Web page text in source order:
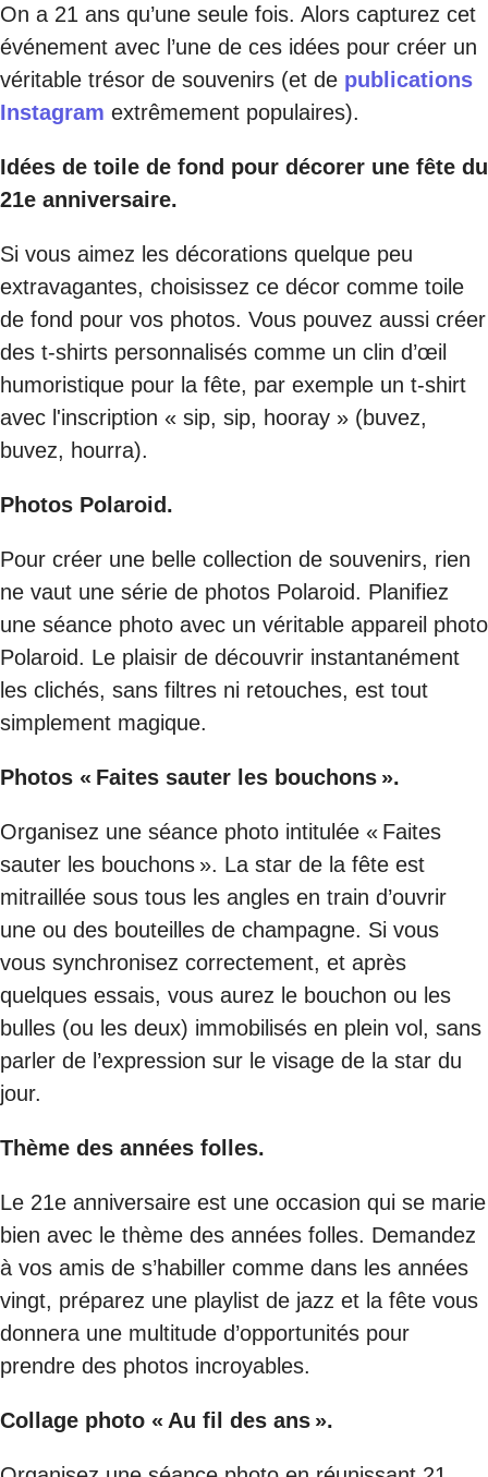
On a 21 ans qu’une seule fois. Alors capturez cet
événement avec l’une de ces idées pour créer un
véritable trésor de souvenirs (et de publications
Instagram extrêmement populaires).
Idées de toile de fond pour décorer une fête du
21e anniversaire.
Si vous aimez les décorations quelque peu
extravagantes, choisissez ce décor comme toile
de fond pour vos photos. Vous pouvez aussi créer
des t-shirts personnalisés comme un clin d’œil
humoristique pour la fête, par exemple un t-shirt
avec l'inscription « sip, sip, hooray » (buvez,
buvez, hourra).
Photos Polaroid.
Pour créer une belle collection de souvenirs, rien
ne vaut une série de photos Polaroid. Planifiez
une séance photo avec un véritable appareil photo
Polaroid. Le plaisir de découvrir instantanément
les clichés, sans filtres ni retouches, est tout
simplement magique.
Photos « Faites sauter les bouchons ».
Organisez une séance photo intitulée « Faites
sauter les bouchons ». La star de la fête est
mitraillée sous tous les angles en train d’ouvrir
une ou des bouteilles de champagne. Si vous
vous synchronisez correctement, et après
quelques essais, vous aurez le bouchon ou les
bulles (ou les deux) immobilisés en plein vol, sans
parler de l’expression sur le visage de la star du
jour.
Thème des années folles.
Le 21e anniversaire est une occasion qui se marie
bien avec le thème des années folles. Demandez
à vos amis de s’habiller comme dans les années
vingt, préparez une playlist de jazz et la fête vous
donnera une multitude d’opportunités pour
prendre des photos incroyables.
Collage photo « Au fil des ans ».